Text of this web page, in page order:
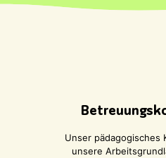
Unser pädagogisches
unsere